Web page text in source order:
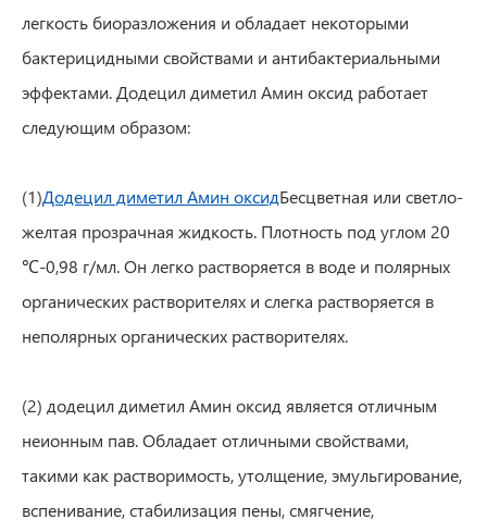
легкость биоразложения и обладает некоторыми
бактерицидными свойствами и антибактериальными
эффектами. Додецил диметил Амин оксид работает
следующим образом:
(1)Додецил диметил Амин оксидБесцветная или светло-
желтая прозрачная жидкость. Плотность под углом 20
℃-0,98 г/мл. Он легко растворяется в воде и полярных
органических растворителях и слегка растворяется в
неполярных органических растворителях.
(2) додецил диметил Амин оксид является отличным
неионным пав. Обладает отличными свойствами,
такими как растворимость, утолщение, эмульгирование,
вспенивание, стабилизация пены, смягчение,